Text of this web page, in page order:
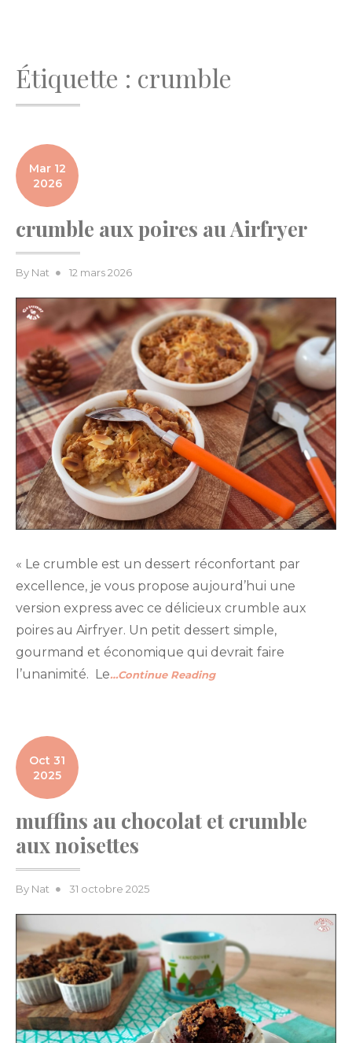
Étiquette : crumble
Mar 12
2026
crumble aux poires au Airfryer
By Nat
Posted
12 mars 2026
« Le crumble est un dessert réconfortant par
excellence, je vous propose aujourd’hui une
version express avec ce délicieux crumble aux
poires au Airfryer. Un petit dessert simple,
gourmand et économique qui devrait faire
l’unanimité. Le…Continue Reading
Oct 31
2025
muffins au chocolat et crumble
aux noisettes
By Nat
Posted
31 octobre 2025